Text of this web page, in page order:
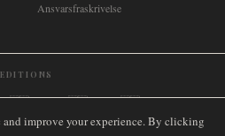
Ansvarsfraskrivelse
EDITIONS
🇦🇺 Australia🇨🇦 Canada🇳🇿 New Zealand
🇩🇪 Deutschland🇳🇱 Nederland🇫🇷 France
and improve your experience. By clicking